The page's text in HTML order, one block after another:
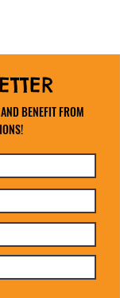
BENEFIT FROM